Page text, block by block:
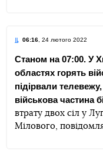
06:16, 24 лютого 2022
Станом на 07:00. У
областях горять
підірвали
військова частина
втрату двох сіл у
Мілового,